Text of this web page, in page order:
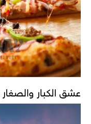
عشق الكبار